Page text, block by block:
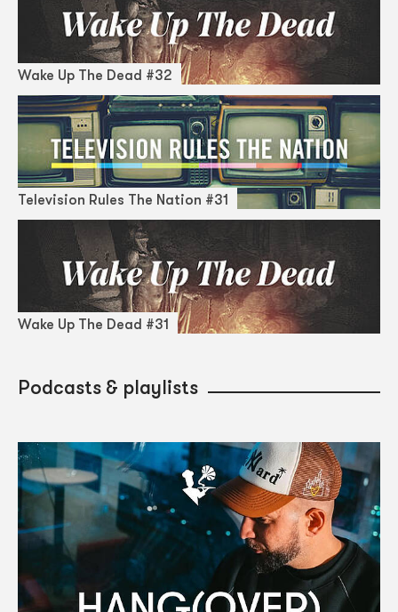
Wake Up The Dead #32
Television Rules The Nation #31
Wake Up The Dead #31
Podcasts & playlists